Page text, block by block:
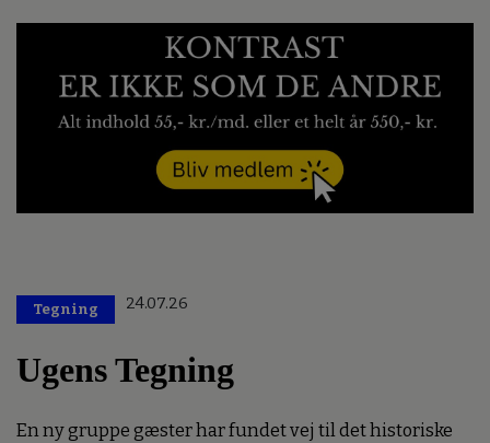
Tegning 24.07.26
Ugens Tegning
En ny gruppe gæster har fundet vej til det historiske